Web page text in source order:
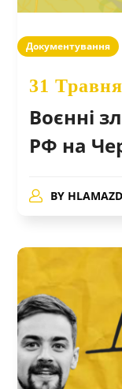
Документування
31
Воєнні
РФ на
BY